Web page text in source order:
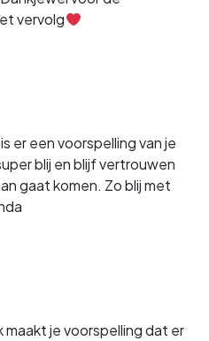
vervolg
er een voorspelling van je
blij en blijf vertrouwen
gaat komen. Zo blij met
maakt je voorspelling dat er